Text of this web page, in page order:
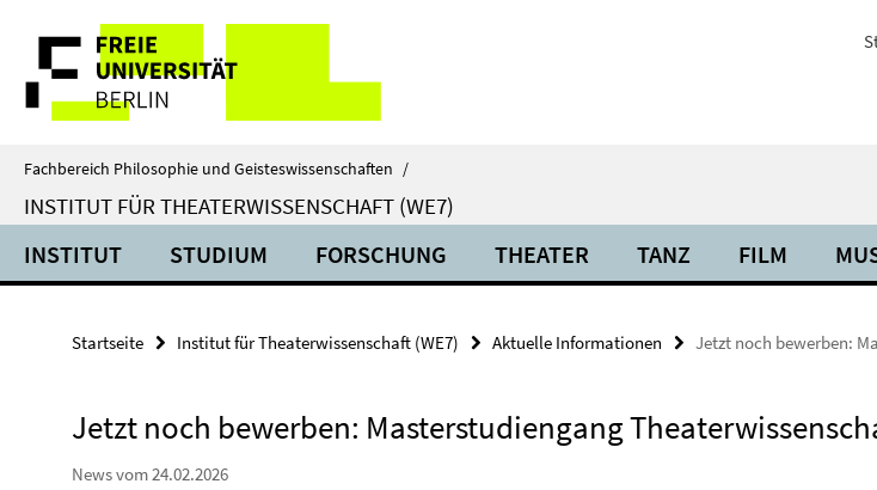
direkt
Inhalt
Service-
Navigation
Fachbereich Philosophie und Geisteswissenschaften /
INSTITUT FÜR THEATERWISSENSCHAFT (WE7)
INSTITUT STUDIUM FORSCHUNG THEATER TANZ FILM
Startseite Institut für Theaterwissenschaft (WE7) Aktuelle Informationen Jetzt noch bewerben:
Jetzt noch bewerben: Masterstudiengang
News vom 24.02.2026